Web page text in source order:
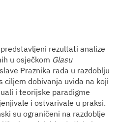
rezultati analize
u osječkom Glasu
Praznika rada u razdoblju
ciljem dobivanja uvida na koji
i teorijske paradigme
i ostvarivale u praksi.
su ograničeni na razdoblje